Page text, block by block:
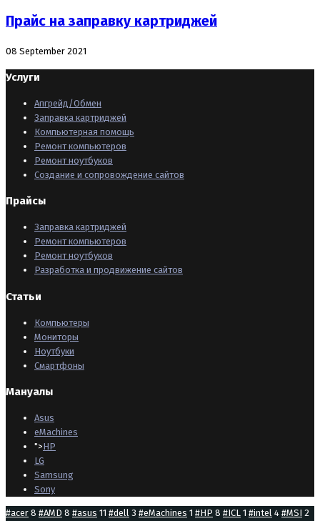
Прайс на заправку картриджей
08 September 2021
Услуги
Апгрейд/Обмен
Заправка картриджей
Компьютерная помощь
Ремонт компьютеров
Ремонт ноутбуков
Создание и сопровождение сайтов
Прайсы
Заправка картриджей
Ремонт компьютеров
Ремонт ноутбуков
Разработка и продвижение сайтов
Статьи
Компьютеры
Мониторы
Ноутбуки
Смартфоны
Мануалы
Asus
eMachines
">HP
LG
Samsung
Sony
#acer 8 #AMD 8 #asus 11 #dell 3 #eMachines 1 #HP 8 #ICL 1 #intel 4 #MSI 2